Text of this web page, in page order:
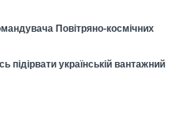
Повітряно-космічних
підірвати українській вантажний